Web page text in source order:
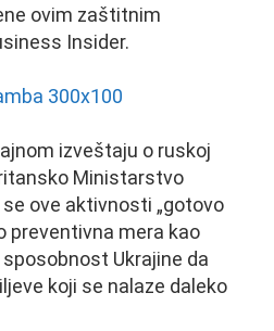
ovim zaštitnim
Insider.
izveštaju o ruskoj
Ministarstvo
ove aktivnosti „gotovo
preventivna mera kao
Ukrajine da
koji se nalaze daleko